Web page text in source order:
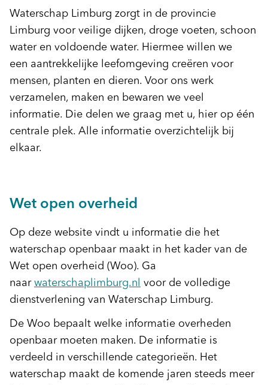
Waterschap Limburg zorgt in de provincie
Limburg voor veilige dijken, droge voeten, schoon
water en voldoende water. Hiermee willen we
een aantrekkelijke leefomgeving creëren voor
mensen, planten en dieren. Voor ons werk
verzamelen, maken en bewaren we veel
informatie. Die delen we graag met u, hier op één
centrale plek. Alle informatie overzichtelijk bij
elkaar.
Wet open overheid
Op deze website vindt u informatie die het
waterschap openbaar maakt in het kader van de
Wet open overheid (Woo). Ga
naar waterschaplimburg.nl
voor de volledige
dienstverlening van Waterschap Limburg.
De Woo bepaalt welke informatie overheden
openbaar moeten maken. De informatie is
verdeeld in verschillende categorieën. Het
waterschap maakt de komende jaren steeds meer